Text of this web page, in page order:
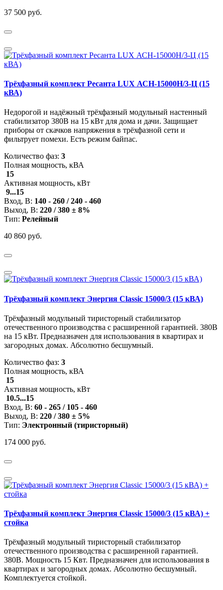
37 500 руб.
Трёхфазный комплект Ресанта LUX АСН-15000Н/3-Ц (15
кВА)
Недорогой и надёжный трёхфазный модульный настенный
стабилизатор 380В на 15 кВт для дома и дачи. Защищает
приборы от скачков напряжения в трёхфазной сети и
фильтрует помехи. Есть режим байпас.
Количество фаз: 3
Полная мощность, кВА
15
Активная мощность, кВт
9...15
Вход, В: 140 - 260 / 240 - 460
Выход, В: 220 / 380 ± 8%
Тип: Релейный
40 860 руб.
Трёхфазный комплект Энергия Classic 15000/3 (15 кВА)
Трёхфазный модульный тиристорный стабилизатор
отечественного производства с расширенной гарантией. 380В
на 15 кВт. Предназначен для использования в квартирах и
загородных домах. Абсолютно бесшумный.
Количество фаз: 3
Полная мощность, кВА
15
Активная мощность, кВт
10.5...15
Вход, В: 60 - 265 / 105 - 460
Выход, В: 220 / 380 ± 5%
Тип: Электронный (тиристорный)
174 000 руб.
Трёхфазный комплект Энергия Classic 15000/3 (15 кВА) +
стойка
Трёхфазный модульный тиристорный стабилизатор
отечественного производства с расширенной гарантией.
380В. Мощность 15 Квт. Предназначен для использования в
квартирах и загородных домах. Абсолютно бесшумный.
Комплектуется стойкой.